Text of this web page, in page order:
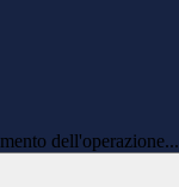
dell'operazione...